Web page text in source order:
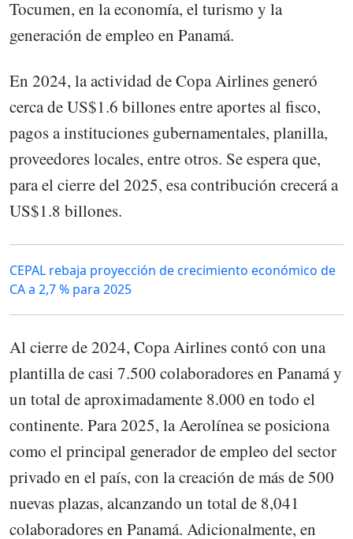
Tocumen, en la economía, el turismo y la
generación de empleo en Panamá.
En 2024, la actividad de Copa Airlines generó
cerca de US$1.6 billones entre aportes al fisco,
pagos a instituciones gubernamentales, planilla,
proveedores locales, entre otros. Se espera que,
para el cierre del 2025, esa contribución crecerá a
US$1.8 billones.
CEPAL rebaja proyección de crecimiento económico de
CA a 2,7 % para 2025
Al cierre de 2024, Copa Airlines contó con una
plantilla de casi 7.500 colaboradores en Panamá y
un total de aproximadamente 8.000 en todo el
continente. Para 2025, la Aerolínea se posiciona
como el principal generador de empleo del sector
privado en el país, con la creación de más de 500
nuevas plazas, alcanzando un total de 8,041
colaboradores en Panamá. Adicionalmente, en